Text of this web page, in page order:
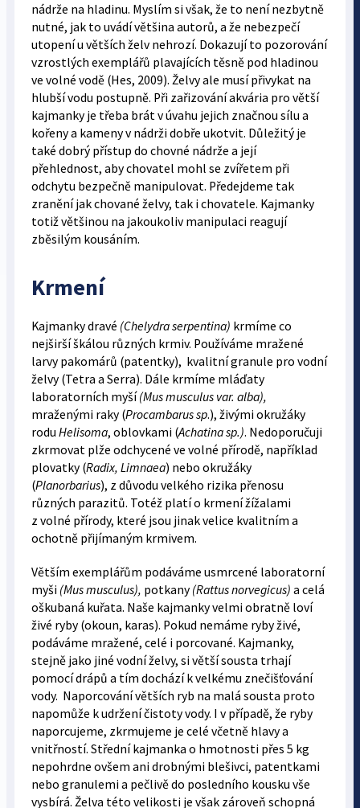
nádrže na hladinu. Myslím si však, že to není nezbytně
nutné, jak to uvádí většina autorů, a že nebezpečí
utopení u větších želv nehrozí. Dokazují to pozorování
vzrostlých exemplářů plavajících těsně pod hladinou
ve volné vodě (Hes, 2009). Želvy ale musí přivykat na
hlubší vodu postupně. Při zařizování akvária pro větší
kajmanky je třeba brát v úvahu jejich značnou sílu a
kořeny a kameny v nádrži dobře ukotvit. Důležitý je
také dobrý přístup do chovné nádrže a její
přehlednost, aby chovatel mohl se zvířetem při
odchytu bezpečně manipulovat. Předejdeme tak
zranění jak chované želvy, tak i chovatele. Kajmanky
totiž většinou na jakoukoliv manipulaci reagují
zběsilým kousáním.
Krmení
Kajmanky dravé (Chelydra serpentina) krmíme co
nejširší škálou různých krmiv. Používáme mražené
larvy pakomárů (patentky), kvalitní granule pro vodní
želvy (Tetra a Serra). Dále krmíme mláďaty
laboratorních myší(Mus musculus var. alba),
mraženými raky (Procambarus sp.), živými okružáky
rodu Helisoma, oblovkami (Achatina sp.). Nedoporučuji
zkrmovat plže odchycené ve volné přírodě, například
plovatky (Radix, Limnaea) nebo okružáky
(Planorbarius), z důvodu velkého rizika přenosu
různých parazitů. Totéž platí o krmení žížalami
z volné přírody, které jsou jinak velice kvalitním a
ochotně přijímaným krmivem.
Větším exemplářům podáváme usmrcené laboratorní
myši (Mus musculus), potkany (Rattus norvegicus) a celá
oškubaná kuřata. Naše kajmanky velmi obratně loví
živé ryby (okoun, karas). Pokud nemáme ryby živé,
podáváme mražené, celé i porcované. Kajmanky,
stejně jako jiné vodní želvy, si větší sousta trhají
pomocí drápů a tím dochází k velkému znečišťování
vody. Naporcování větších ryb na malá sousta proto
napomůže k udržení čistoty vody. I v případě, že ryby
naporcujeme, zkrmujeme je celé včetně hlavy a
vnitřností. Střední kajmanka o hmotnosti přes 5 kg
nepohrdne ovšem ani drobnými blešivci, patentkami
nebo granulemi a pečlivě do posledního kousku vše
vysbírá. Želva této velikosti je však zároveň schopná